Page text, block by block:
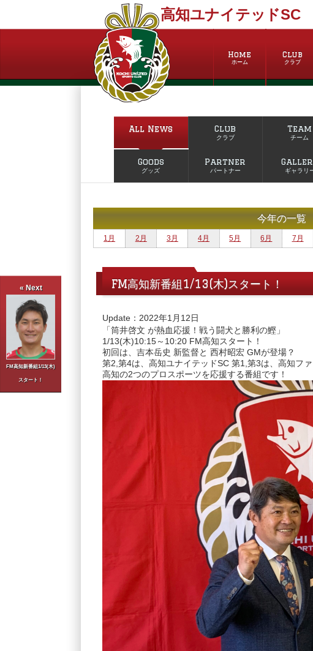
高知ユナイテッドSC
Home
ホーム
Club
クラブ
« Next
FM高知新番組1/13(木)
スタート！
All News Club
クラブ
Team
チーム
Goods
グッズ
Partner
パートナー ギャラリ
今年の一覧
1月 2月 3月 4月 5月 6月 7月
FM高知新番組1/13(木)スタート！
Update：2022年1月12日
「筒井啓文 が熱血応援！戦う闘犬と勝利の鰹」
1/13(木)10:15～10:20 FM高知スタート！
初回は、吉本岳史 新監督と西村昭宏 GMが登場？
第2,第4は、高知ユナイテッドSC 第1,第3は、高知フ
高知の2つのプロスポーツを応援する番組です！